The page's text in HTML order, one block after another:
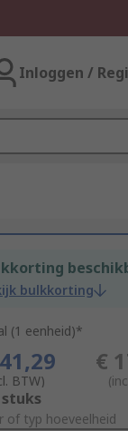
Inloggen /
bulkkorting
(1 eenheid)*
BTW)
€
of typ hoeveelheid